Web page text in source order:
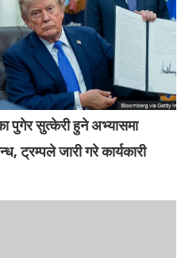
पुगेर सुत्केरी हुने अभ्यासमा
ट्रम्पले जारी गरे कार्यकारी